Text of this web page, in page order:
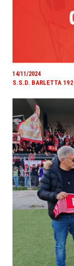
14/11/2024
S.S.D. BARLETTA